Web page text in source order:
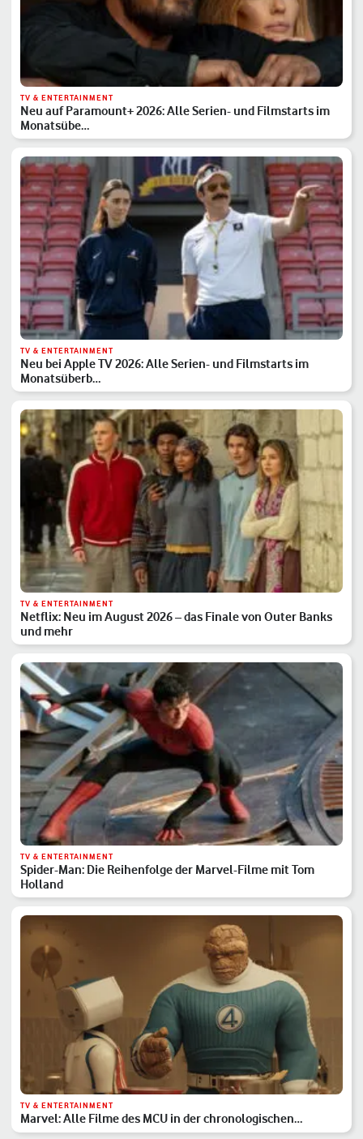
TV & ENTERTAINMENT
Neu auf Paramount+ 2026: Alle Serien- und Filmstarts im
Monatsübe…
TV & ENTERTAINMENT
Neu bei Apple TV 2026: Alle Serien- und Filmstarts im
Monatsüberb…
TV & ENTERTAINMENT
Netflix: Neu im August 2026 – das Finale von Outer Banks
und mehr
TV & ENTERTAINMENT
Spider-Man: Die Reihenfolge der Marvel-Filme mit Tom
Holland
TV & ENTERTAINMENT
Marvel: Alle Filme des MCU in der chronologischen
Reihenfolge